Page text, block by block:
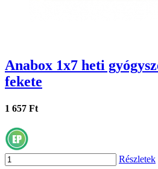
Anabox 1x7 heti
fekete
1 657 Ft
Részletek